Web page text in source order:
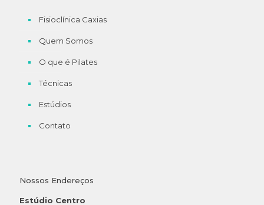
Fisioclínica Caxias
Quem Somos
O que é Pilates
Técnicas
Estúdios
Contato
Nossos Endereços
Estúdio Centro